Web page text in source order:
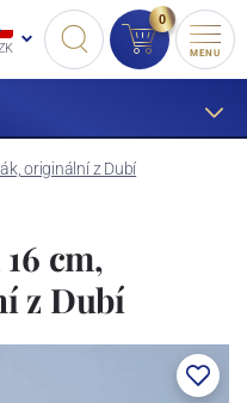
0
MENU
originální z Dubí
cm,
z Dubí